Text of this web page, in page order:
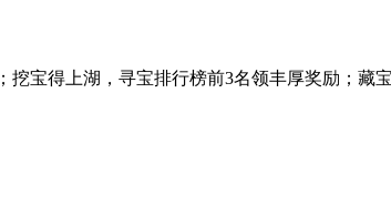
宝得上湖，寻宝排行榜前3名领丰厚奖励；藏